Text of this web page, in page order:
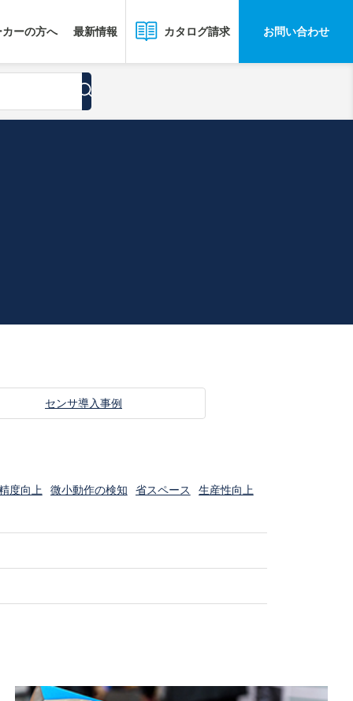
ーの方へ 最新情報 カタログ請求 お問い合わせ
センサ導入事例
度向上 微小動作の検知 省スペース 生産性向上